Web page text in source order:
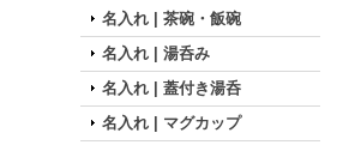
名入れ | 茶碗・飯碗
名入れ | 湯呑み
名入れ | 蓋付き湯呑
名入れ | マグカップ